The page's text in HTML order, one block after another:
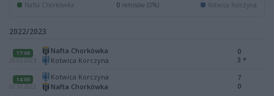
Nafta Chorkówka 0remisów (0%) Kotwica Korczyna
2022/2023
17:00
20.05.2023
Nafta Chorkówka
Kotwica Korczyna
0
3 *
14:00
02.10.2022
Kotwica Korczyna
Nafta Chorkówka
7
0